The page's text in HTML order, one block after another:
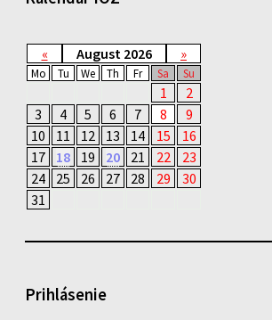
« August 2026 »
Mo Tu We Th Fr Sa Su
1
2
3
4 5 6 7 8
9
10
11 12 13 14 15
16
17
18 19 20 21 22
23
24
25 26 27 28 29
30
31
Prihlásenie